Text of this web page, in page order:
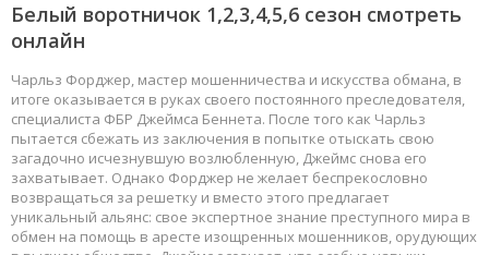
Белый воротничок 1,2,3,4,5,6 сезон смотреть
онлайн
Чарльз Форджер, мастер мошенничества и искусства обмана, в
итоге оказывается в руках своего постоянного преследователя,
специалиста ФБР Джеймса Беннета. После того как Чарльз
пытается сбежать из заключения в попытке отыскать свою
загадочно исчезнувшую возлюбленную, Джеймс снова его
захватывает. Однако Форджер не желает беспрекословно
возвращаться за решетку и вместо этого предлагает
уникальный альянс: свое экспертное знание преступного мира в
обмен на помощь в аресте изощренных мошенников, орудующих